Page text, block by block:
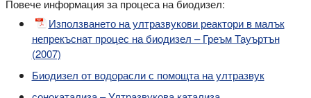
Повече информация за процеса на биодизел:
Използването на ултразвукови реактори в малък
непрекъснат процес на биодизел – Греъм Тауъртън
(2007)
Биодизел от водорасли с помощта на ултразвук